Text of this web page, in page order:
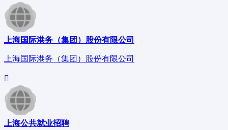
上海国际港务（集团）股份有限公司
上海国际港务（集团）股份有限公司
上海公共就业招聘